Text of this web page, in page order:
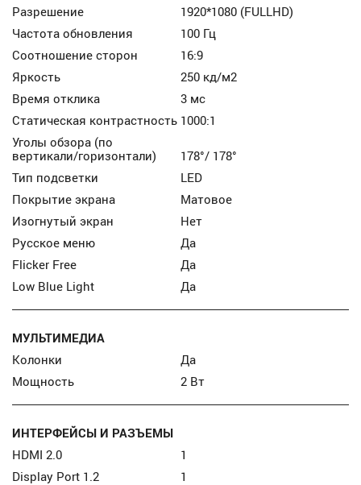
Разрешение
1920*1080 (FULLHD)
Частота обновления
100 Гц
Соотношение сторон
16:9
Яркость
250 кд/м2
Время отклика
3 мс
Статическая контрастность 1000:1
Уголы обзора (по
вертикали/горизонтали)
178°/ 178°
Тип подсветки
LED
Покрытие экрана
Матовое
Изогнутый экран
Нет
Русское меню
Да
Flicker Free
Да
Low Blue Light
Да
МУЛЬТИМЕДИА
Колонки
Да
Мощность
2 Вт
ИНТЕРФЕЙСЫ И РАЗЪЕМЫ
HDMI 2.0
1
Display Port 1.2
1